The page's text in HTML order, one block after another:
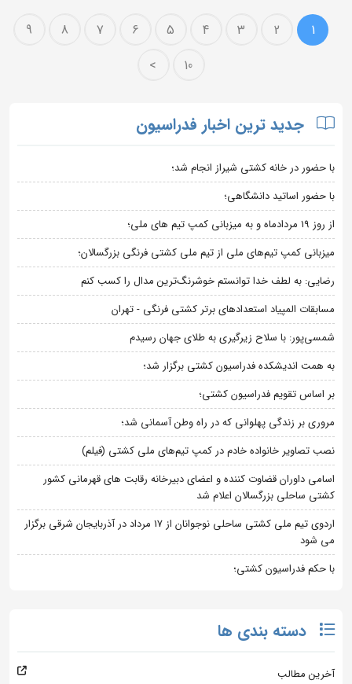
1
2
3
4
5
6
7
8
9
10
>
جدید ترین اخبار فدراسیون
با حضور در خانه کشتی شیراز انجام شد؛
با حضور اساتید دانشگاهی؛
از روز 19 مردادماه و به میزبانی کمپ تیم های ملی؛
میزبانی کمپ تیم‌های ملی از تیم ملی کشتی فرنگی بزرگسالان؛
رضایی: به لطف خدا توانستم خوشرنگ‌ترین مدال را کسب کنم
مسابقات المپیاد استعدادهای برتر کشتی فرنگی - تهران
شمسی‌پور: با سلاح زیرگیری به طلای جهان رسیدم
به همت اندیشکده فدراسیون کشتی برگزار شد؛
بر اساس تقویم فدراسیون کشتی؛
مروری بر زندگی پهلوانی که در راه وطن آسمانی شد؛
نصب تصاویر خانواده خادم در کمپ تیم‌های ملی کشتی (فیلم)
اسامی داوران قضاوت کننده و اعضای دبیرخانه رقابت های قهرمانی کشور
کشتی ساحلی بزرگسالان اعلام شد
اردوی تیم ملی کشتی ساحلی نوجوانان از 17 مرداد در آذربایجان شرقی برگزار
می شود
با حکم فدراسیون کشتی؛
دسته بندی ها
آخرین مطالب